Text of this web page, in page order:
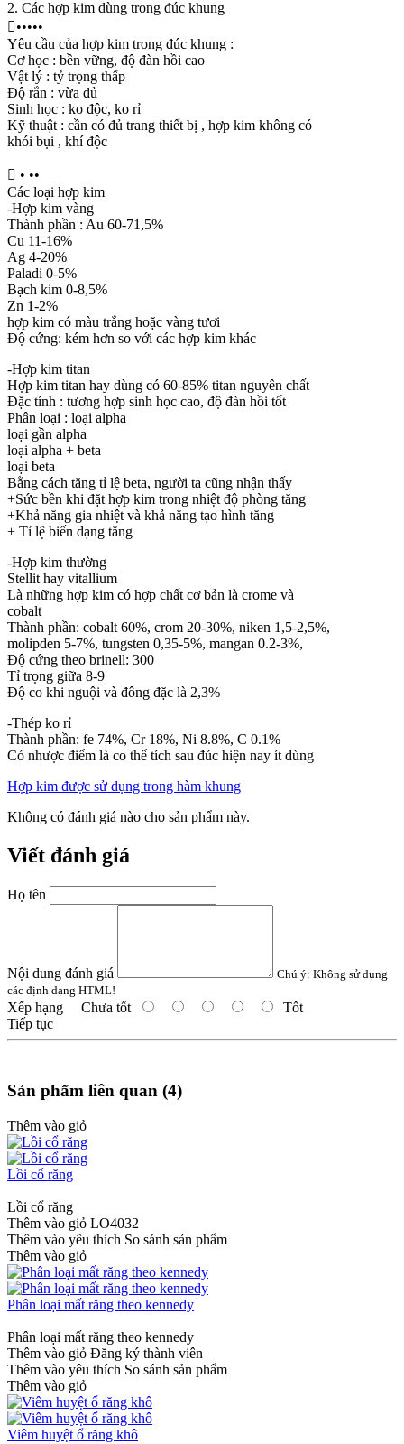
2. Các hợp kim dùng trong đúc khung
•••••
Yêu cầu của hợp kim trong đúc khung :
Cơ học : bền vững, độ đàn hồi cao
Vật lý : tỷ trọng thấp
Độ rắn : vừa đủ
Sinh học : ko độc, ko rỉ
Kỹ thuật : cần có đủ trang thiết bị , hợp kim không có
khói bụi , khí độc
 • ••
Các loại hợp kim
-Hợp kim vàng
Thành phần : Au 60-71,5%
Cu 11-16%
Ag 4-20%
Paladi 0-5%
Bạch kim 0-8,5%
Zn 1-2%
hợp kim có màu trắng hoặc vàng tươi
Độ cứng: kém hơn so với các hợp kim khác
-Hợp kim titan
Hợp kim titan hay dùng có 60-85% titan nguyên chất
Đặc tính : tương hợp sinh học cao, độ đàn hồi tốt
Phân loại : loại alpha
loại gần alpha
loại alpha + beta
loại beta
Bằng cách tăng tỉ lệ beta, người ta cũng nhận thấy
+Sức bền khi đặt hợp kim trong nhiệt độ phòng tăng
+Khả năng gia nhiệt và khả năng tạo hình tăng
+ Tỉ lệ biến dạng tăng
-Hợp kim thường
Stellit hay vitallium
Là những hợp kim có hợp chất cơ bản là crome và
cobalt
Thành phần: cobalt 60%, crom 20-30%, niken 1,5-2,5%,
molipden 5-7%, tungsten 0,35-5%, mangan 0.2-3%,
Độ cứng theo brinell: 300
Tỉ trọng giữa 8-9
Độ co khi nguội và đông đặc là 2,3%
-Thép ko rỉ
Thành phần: fe 74%, Cr 18%, Ni 8.8%, C 0.1%
Có nhược điểm là co thể tích sau đúc hiện nay ít dùng
Hợp kim được sử dụng trong hàm khung
Không có đánh giá nào cho sản phẩm này.
Viết đánh giá
Họ tên
Nội dung đánh giá Chú ý: Không sử dụng
các định dạng HTML!
Xếp hạng Chưa tốt
Tốt
Tiếp tục
Sản phẩm liên quan (4)
Thêm vào giỏ
Lồi cổ răng
Lồi cổ răng
Thêm vào giỏ LO4032
Thêm vào yêu thích So sánh sản phẩm
Thêm vào giỏ
Phân loại mất răng theo kennedy
Phân loại mất răng theo kennedy
Thêm vào giỏ Đăng ký thành viên
Thêm vào yêu thích So sánh sản phẩm
Thêm vào giỏ
Viêm huyệt ổ răng khô